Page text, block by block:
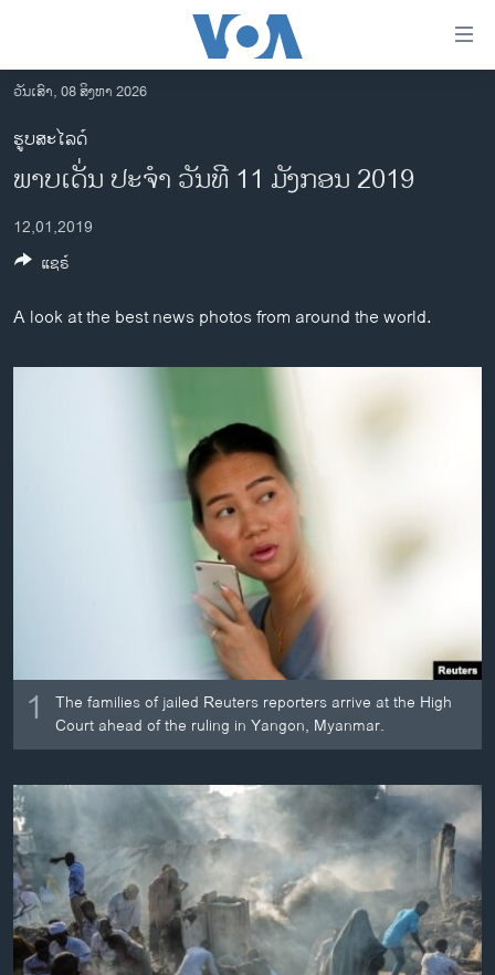
ເຂົ້າ
ຫາ
ຂ້າມ
ຂ້າມ
ໄປ
ຫາ
ຄົ້ນ
ລາວ
ອາເມຣິກາ
ການເລືອກຕັ້ງ ປະທານາທີບໍດີ ສະຫະລັດ 2024
ຂ່າວ​ຈີນ
ໂລກ
ສຽງ
ລາຍການກະຈາຍສຽງ
ລາຍງານ
ຕິດຕາມພວກເຮົາ ທີ່
ພາສາຕ່າງໆ
ວັນເສົາ, 08 ສິງຫາ 2026
ຮູບສະໄລດ໌
ພາບເດັ່ນ ປະຈຳ ວັນທີ 11 ມັງກອນ 2019
12,01,2019
A look at the best news photos from around the world.
1
The families of jailed Reuters reporters arrive at the High
Court ahead of the ruling in Yangon, Myanmar.
ແຊຣ໌